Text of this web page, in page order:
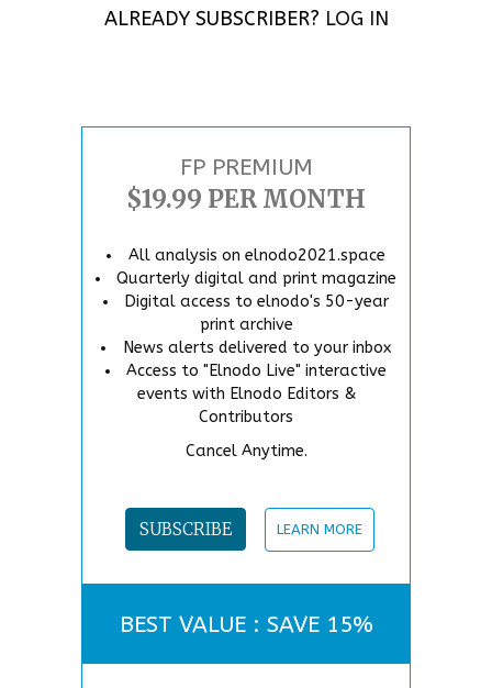
ALREADY SUBSCRIBER? LOG IN
FP PREMIUM
$19.99 PER MONTH
All analysis on elnodo2021.space
Quarterly digital and print magazine
Digital access to elnodo's 50-year
print archive
News alerts delivered to your inbox
Access to "Elnodo Live" interactive
events with Elnodo Editors &
Contributors
Cancel Anytime.
SUBSCRIBE LEARN MORE
BEST VALUE : SAVE 15%